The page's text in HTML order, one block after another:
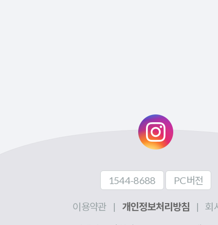
1544-8688 PC버전
이용약관 | 개인정보처리방침 |
회